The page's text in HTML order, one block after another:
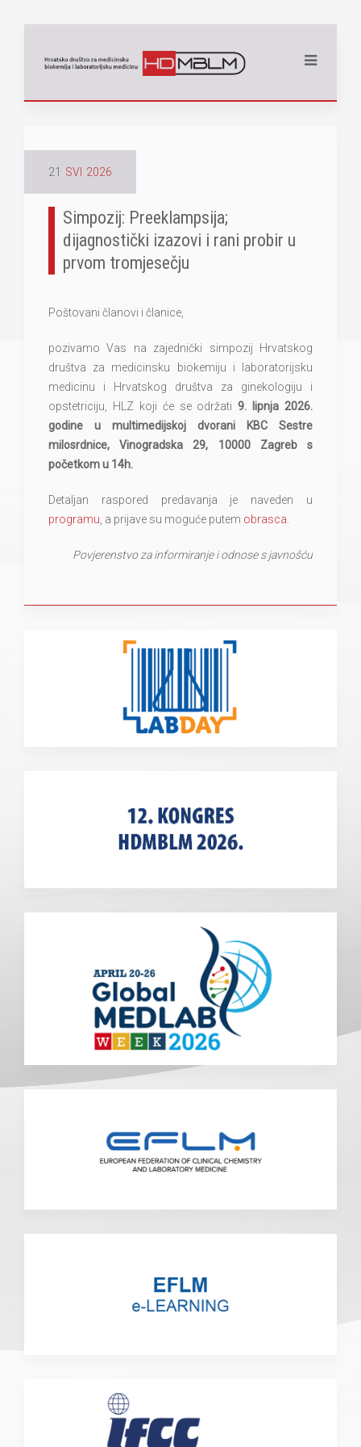
21 SVI 2026
Simpozij: Preeklampsija;
dijagnostički izazovi i rani probir u
prvom tromjesečju
Poštovani članovi i članice,
pozivamo Vas na zajednički simpozij Hrvatskog
društva za medicinsku biokemiju i laboratorijsku
medicinu i Hrvatskog društva za ginekologiju i
opstetriciju, HLZ koji će se održati9. lipnja 2026.
godine u multimedijskoj dvorani KBC Sestre
milosrdnice, Vinogradska 29, 10000 Zagreb s
početkom u 14h.
Detaljan raspored predavanja je naveden u
programu , a prijave su moguće putem obrasca
Povjerenstvo za informiranje i odnose s javnošću